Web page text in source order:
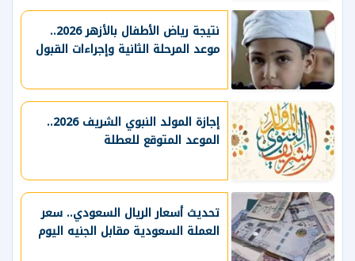
نتيجة رياض الأطفال بالأزهر 2026..
موعد المرحلة الثانية وإجراءات القبول
إجازة المولد النبوي الشريف 2026..
الموعد المتوقع للعطلة
تحديث أسعار الريال السعودي.. سعر
العملة السعودية مقابل الجنيه اليوم